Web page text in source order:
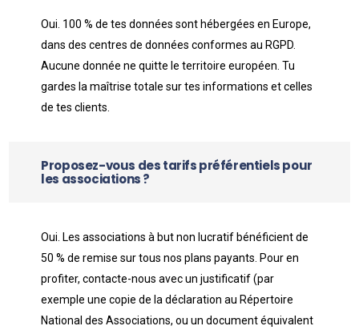
Oui. 100 % de tes données sont hébergées en Europe,
dans des centres de données conformes au RGPD.
Aucune donnée ne quitte le territoire européen. Tu
gardes la maîtrise totale sur tes informations et celles
de tes clients.
Proposez-vous des tarifs préférentiels pour
les associations ?
Oui. Les associations à but non lucratif bénéficient de
50 % de remise sur tous nos plans payants. Pour en
profiter, contacte-nous avec un justificatif (par
exemple une copie de la déclaration au Répertoire
National des Associations, ou un document équivalent